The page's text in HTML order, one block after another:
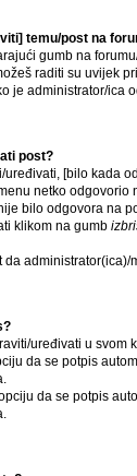
temu/post na
gumb na
raditi su uvijek
je administrator/ica
post?
uređivati, [bilo kada
netko odgovorio
bilo odgovora na
klikom na gumb
da
uređivati u svom
da se potpis
da se potpis